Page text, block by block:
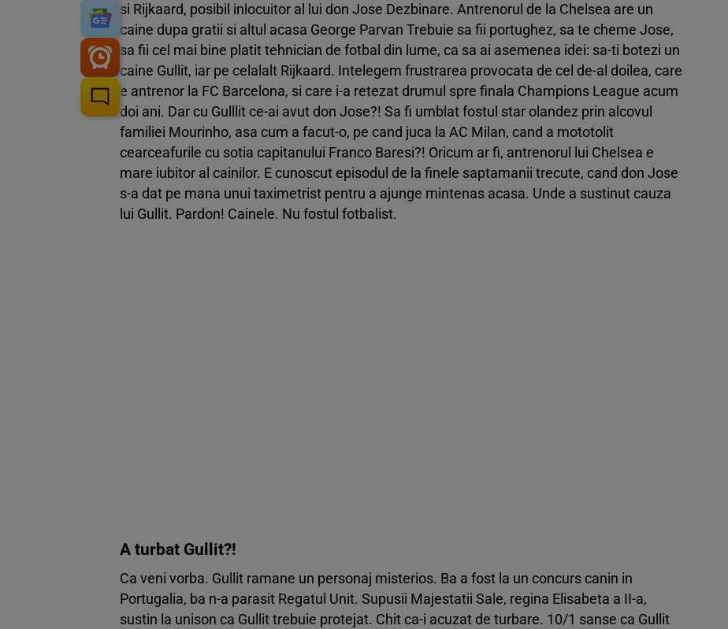
si Rijkaard, posibil inlocuitor al lui don Jose Dezbinare. Antrenorul de la Chelsea are un
caine dupa gratii si altul acasa George Parvan Trebuie sa fii portughez, sa te cheme Jose,
sa fii cel mai bine platit tehnician de fotbal din lume, ca sa ai asemenea idei: sa-ti botezi un
caine Gullit, iar pe celalalt Rijkaard. Intelegem frustrarea provocata de cel de-al doilea, care
e antrenor la FC Barcelona, si care i-a retezat drumul spre finala Champions League acum
doi ani. Dar cu Gulllit ce-ai avut don Jose?! Sa fi umblat fostul star olandez prin alcovul
familiei Mourinho, asa cum a facut-o, pe cand juca la AC Milan, cand a mototolit
cearceafurile cu sotia capitanului Franco Baresi?! Oricum ar fi, antrenorul lui Chelsea e
mare iubitor al cainilor. E cunoscut episodul de la finele saptamanii trecute, cand don Jose
s-a dat pe mana unui taximetrist pentru a ajunge mintenas acasa. Unde a sustinut cauza
lui Gullit. Pardon! Cainele. Nu fostul fotbalist.
A turbat Gullit?!
Ca veni vorba. Gullit ramane un personaj misterios. Ba a fost la un concurs canin in
Portugalia, ba n-a parasit Regatul Unit. Supusii Majestatii Sale, regina Elisabeta a II-a,
sustin la unison ca Gullit trebuie protejat. Chit ca-i acuzat de turbare. 10/1 sanse ca Gullit